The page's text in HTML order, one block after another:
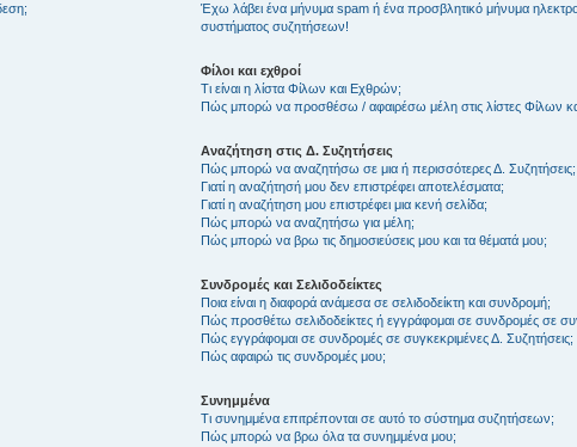
Έχω λάβει ένα μήνυμα spam ή ένα προσβλητικό μήνυμα
συστήματος συζητήσεων!
Φίλοι και εχθροί
Τι είναι η λίστα Φίλων και Εχθρών;
Πώς μπορώ να προσθέσω / αφαιρέσω μέλη στις λίστες Φίλων
Αναζήτηση στις Δ. Συζητήσεις
Πώς μπορώ να αναζητήσω σε μια ή περισσότερες Δ. Συζητήσεις;
Γιατί η αναζήτησή μου δεν επιστρέφει αποτελέσματα;
Γιατί η αναζήτηση μου επιστρέφει μια κενή σελίδα;
Πώς μπορώ να αναζητήσω για μέλη;
Πώς μπορώ να βρω τις δημοσιεύσεις μου και τα θέματά μου;
Συνδρομές και Σελιδοδείκτες
Ποια είναι η διαφορά ανάμεσα σε σελιδοδείκτη και συνδρομή;
Πώς προσθέτω σελιδοδείκτες ή εγγράφομαι σε συνδρομές σε
Πώς εγγράφομαι σε συνδρομές σε συγκεκριμένες Δ. Συζητήσεις;
Πώς αφαιρώ τις συνδρομές μου;
Συνημμένα
Τι συνημμένα επιτρέπονται σε αυτό το σύστημα συζητήσεων;
Πώς μπορώ να βρω όλα τα συνημμένα μου;